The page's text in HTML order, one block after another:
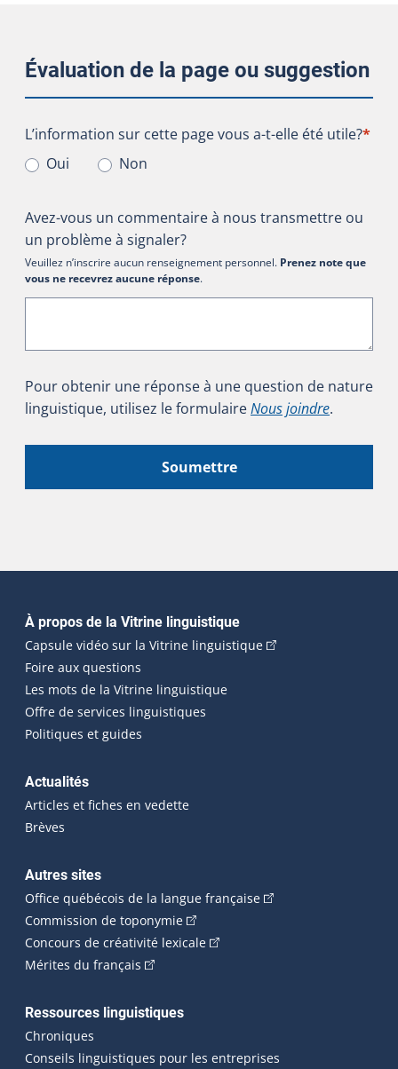
Évaluation de la page ou suggestion
L’information sur cette page vous a-t-elle été utile?
L’information sur cette page vous a-t-elle été utile?*
Oui
Non
Avez-vous un commentaire à nous transmettre ou
un problème à signaler?
Veuillez n’inscrire aucun renseignement personnel. Prenez note que
vous ne recevrez aucune réponse.
Pour obtenir une réponse à une question de nature
linguistique, utilisez le formulaireNous joindre.
Soumettre
Navigation principale
À propos de la Vitrine linguistique
Capsule vidéo sur la Vitrine linguistique(Cet hyperlien
Foire aux questions
Les mots de la Vitrine linguistique
Offre de services linguistiques
Politiques et guides
Actualités
Articles et fiches en vedette
Brèves
Autres sites
Office québécois de la langue française(Cet hyperlien
Commission de toponymie(Cet hyperlien externe s'ouvrira
Concours de créativité lexicale(Cet hyperlien externe
Mérites du français (Cet hyperlien externe s'ouvrira dans une
Ressources linguistiques
Chroniques
Conseils linguistiques pour les entreprises